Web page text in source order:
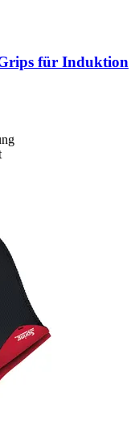
für Induktion